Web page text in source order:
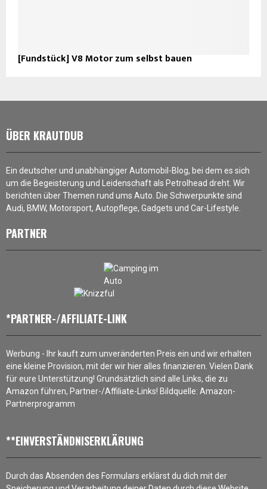
[Fundstück] V8 Motor zum selbst bauen
ÜBER KRAUTDUB
Ein deutscher und unabhängiger Automobil-Blog, bei dem es sich
um die Begeisterung und Leidenschaft als Petrolhead dreht. Wir
berichten über Themen rund ums Auto. Die Schwerpunkte sind
Audi, BMW, Motorsport, Autopflege, Gadgets und Car-Lifestyle.
PARTNER
*PARTNER-/AFFILIATE-LINK
Werbung - Ihr kauft zum unveränderten Preis ein und wir erhalten
eine kleine Provision, mit der wir hier alles finanzieren. Vielen Dank
für eure Unterstützung! Grundsätzlich sind alle Links, die zu
Amazon führen, Partner-/Affiliate-Links! Bildquelle: Amazon-
Partnerprogramm
**EINVERSTÄNDNISERKLÄRUNG
Durch das Absenden des Formulars erklärst du dich mit der